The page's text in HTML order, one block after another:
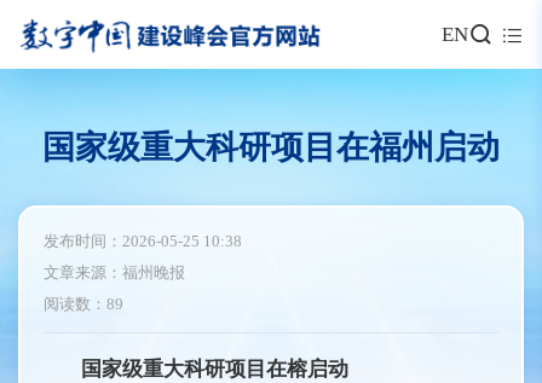
EN
国家级重大科研项目在福州启动
发布时间：2026-05-25 10:38
文章来源：福州晚报
阅读数：89
国家级重大科研项目在榕启动